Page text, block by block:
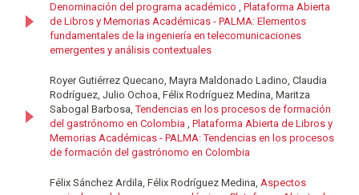
Denominación del programa académico , Plataforma Abierta
de Libros y Memorias Académicas - PALMA: Elementos
fundamentales de la ingeniería en telecomunicaciones
emergentes y análisis contextuales
Royer Gutiérrez Quecano, Mayra Maldonado Ladino, Claudia
Rodríguez, Julio Ochoa, Félix Rodríguez Medina, Maritza
Sabogal Barbosa,Tendencias en los procesos de formación
del gastrónomo en Colombia , Plataforma Abierta de Libros y
Memorias Académicas - PALMA: Tendencias en los procesos
de formación del gastrónomo en Colombia
Félix Sánchez Ardila, Félix Rodríguez Medina, Aspectos